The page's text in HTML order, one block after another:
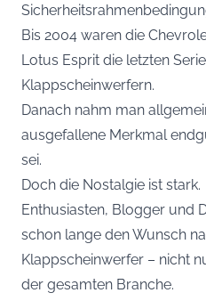
Bis 2004 waren die
Lotus Esprit die letzten
Klappscheinwerfern.
Danach nahm man
ausgefallene Merkmal
sei.
Doch die Nostalgie ist stark.
Enthusiasten, Blogger und
schon lange den Wunsch
Klappscheinwerfer – nicht
der gesamten Branche.